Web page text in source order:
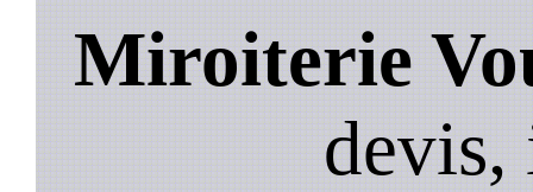
Miroiterie
devis,